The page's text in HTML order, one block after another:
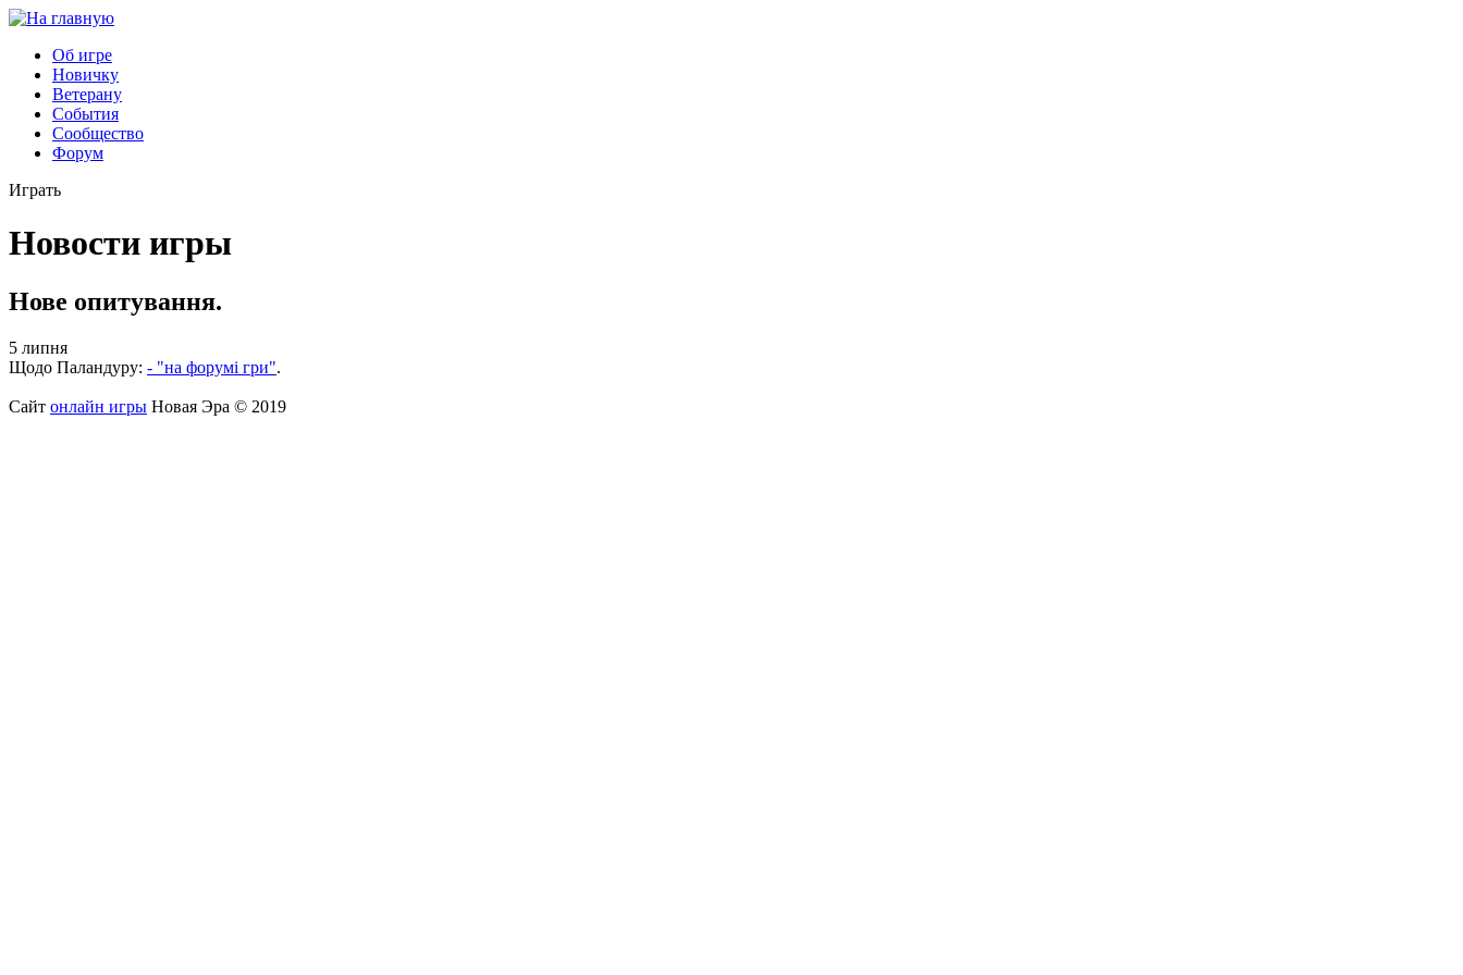
Об игре
Новичку
Ветерану
События
Сообщество
Форум
Играть
Новости игры
Нове опитування.
5 липня
Щодо Паландуру: - "на форумі гри".
Сайт онлайн игры Новая Эра © 2019